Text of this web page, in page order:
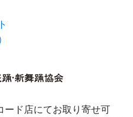
ド店にてお取り寄せ可